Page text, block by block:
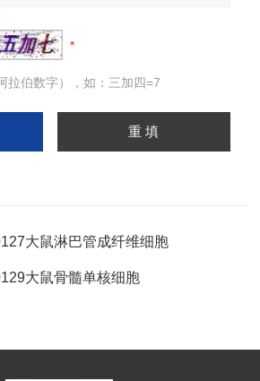
拉伯数字），如：三加四=7
大鼠淋巴管成纤维细胞
大鼠骨髓单核细胞